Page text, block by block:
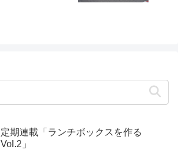
定期連載「ランチボックスを作る
Vol.2」